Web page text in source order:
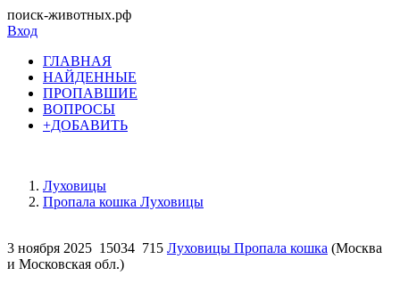
поиск-животных.рф
Вход
ГЛАВНАЯ
НАЙДЕННЫЕ
ПРОПАВШИЕ
ВОПРОСЫ
+ДОБАВИТЬ
Луховицы
Пропала кошка Луховицы
3 ноября 2025 15034 715 Луховицы Пропала кошка (Москва
и Московская обл.)